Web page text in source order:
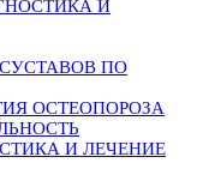
И
ПО
ОСТЕОПОРОЗА
И ЛЕЧЕНИЕ